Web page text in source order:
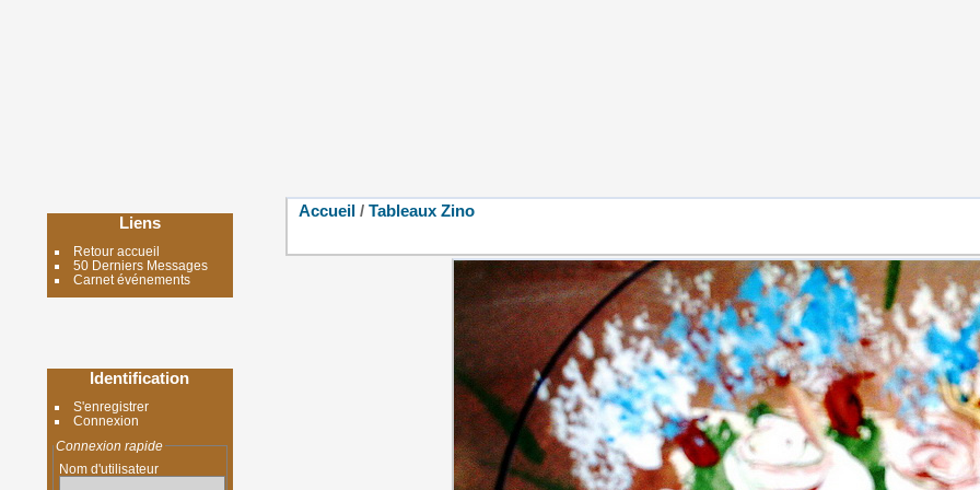
Liens
Retour accueil
50 Derniers Messages
Carnet événements
Identification
S'enregistrer
Connexion
Connexion rapide
Nom d'utilisateur
Accueil / Tableaux Zino